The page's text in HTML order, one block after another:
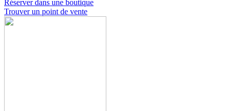
Réserver dans une boutique
Trouver un point de vente